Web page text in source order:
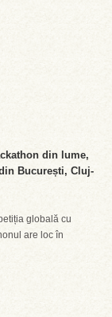
din lume,
București, Cluj-
globală cu
are loc în